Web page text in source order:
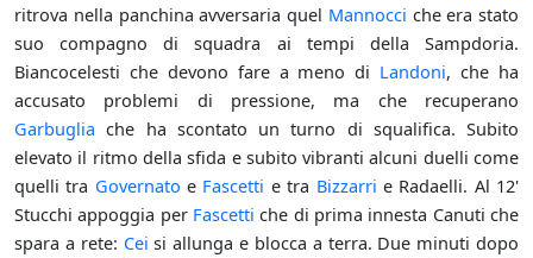
ritrova nella panchina avversaria quel Mannocci che era stato
suo compagno di squadra ai tempi della Sampdoria.
Biancocelesti che devono fare a meno di Landoni, che ha
accusato problemi di pressione, ma che recuperano
Garbuglia che ha scontato un turno di squalifica. Subito
elevato il ritmo della sfida e subito vibranti alcuni duelli come
quelli tra Governato e Fascetti e tra Bizzarri e Radaelli. Al 12'
Stucchi appoggia per Fascetti che di prima innesta Canuti che
spara a rete: Cei si allunga e blocca a terra. Due minuti dopo